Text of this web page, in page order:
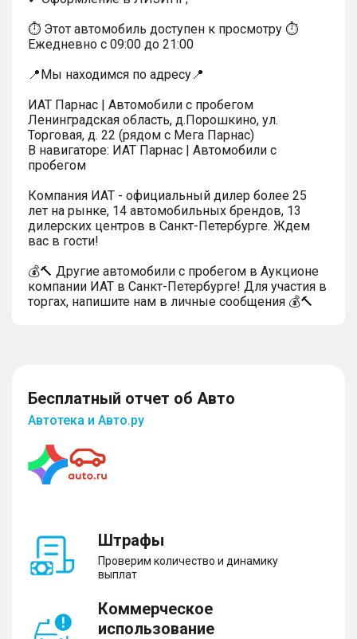
⏱ Этот автомобиль доступен к просмотру ⏱
Ежедневно с 09:00 до 21:00
📍Мы находимся по адресу📍
ИАТ Парнас | Автомобили с пробегом
Ленинградская область, д.Порошкино, ул.
Торговая, д. 22 (рядом с Мега Парнас)
В навигаторе: ИАТ Парнас | Автомобили с
пробегом
Компания ИАТ - официальный дилер более 25
лет на рынке, 14 автомобильных брендов, 13
дилерских центров в Санкт-Петербурге. Ждем
вас в гости!
💰🔨 Другие автомобили с пробегом в Аукционе
компании ИАТ в Санкт-Петербурге! Для участия в
торгах, напишите нам в личные сообщения 💰🔨
Бесплатный отчет об Авто
Автотека и Авто.ру
Штрафы
Проверим количество и динамику
выплат
Коммерческое
использование